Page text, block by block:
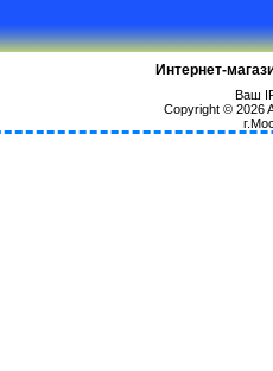
Интернет-
Ваш
Copyright © 2026